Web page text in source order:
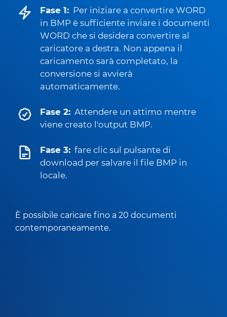
Fase 1: Per iniziare a convertire WORD
in BMP è sufficiente inviare i documenti
WORD che si desidera convertire al
caricatore a destra. Non appena il
caricamento sarà completato, la
conversione si avvierà
automaticamente.
Fase 2: Attendere un attimo mentre
viene creato l'output BMP.
Fase 3: fare clic sul pulsante di
download per salvare il file BMP in
locale.
È possibile caricare fino a 20 documenti
contemporaneamente.